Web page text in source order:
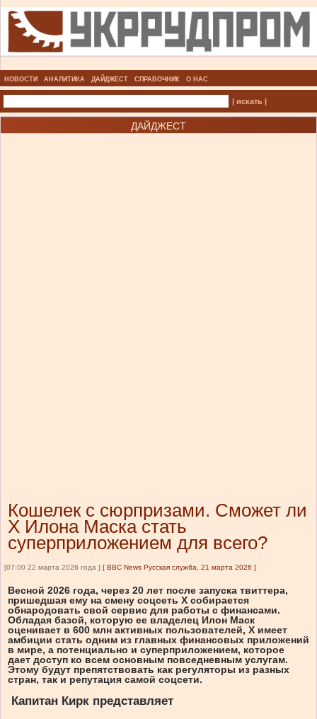
НОВОСТИ АНАЛИТИКА ДАЙДЖЕСТ СПРАВОЧНИК О НАС
| искать |
ДАЙДЖЕСТ
Кошелек с сюрпризами. Сможет ли
Х Илона Маска стать
суперприложением для всего?
[07:00 22 марта 2026 года ] [ BBC News Русская служба, 21 марта 2026 ]
Весной 2026 года, через 20 лет после запуска твиттера,
пришедшая ему на смену соцсеть Х собирается
обнародовать свой сервис для работы с финансами.
Обладая базой, которую ее владелец Илон Маск
оценивает в 600 млн активных пользователей, Х имеет
амбиции стать одним из главных финансовых приложений
в мире, а потенциально и суперприложением, которое
дает доступ ко всем основным повседневным услугам.
Этому будут препятствовать как регуляторы из разных
стран, так и репутация самой соцсети.
Капитан Кирк представляет